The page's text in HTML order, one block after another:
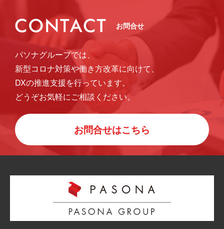
お問合せ
パソナグループでは、
新型コロナ対策や働き方改革に向けて、
DXの推進支援を行っています。
どうぞお気軽にご相談ください。
お問合せはこちら